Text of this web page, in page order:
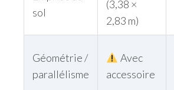
sol
(3,38 ×
2,83 m)
Géométrie /
parallélisme
Avec
accessoire